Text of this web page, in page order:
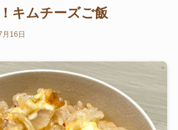
ン
キムチーズご飯
16日